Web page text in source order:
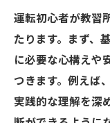
運転初心者が教習
たります。まず、
に必要な心構えや
つきます。例えば
実践的な理解を深